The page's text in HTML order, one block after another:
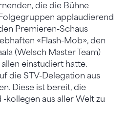
die die Bühne
applaudierend
Premieren-Schaus
«Flash-Mob», den
(Welsch Master Team)
einstudiert hatte.
die STV-Delegation aus
Diese ist bereit, die
kollegen aus aller Welt zu